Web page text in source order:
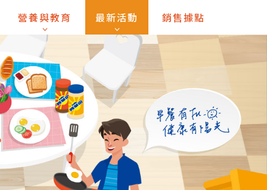
營養與教育 最新活動 銷售據點